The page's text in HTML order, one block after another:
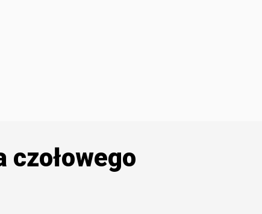
czołowego